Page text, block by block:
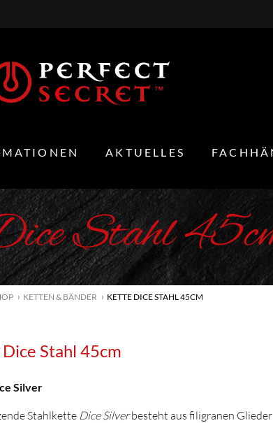
AKTUELLES
Stahl
KETTEN & BÄNDER KETTE DICE STAHL 45CM
Stahl 45cm
Silver
Stahlkette Dice Silverbesteht aus filigranen